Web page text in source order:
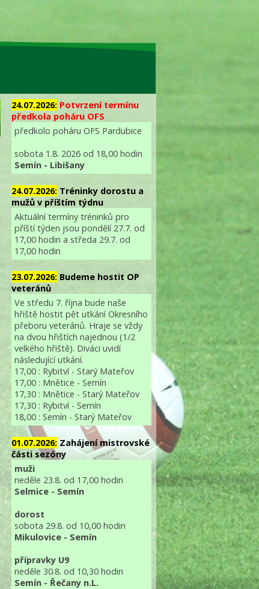
24.07.2026: Potvrzení termínu
předkola poháru OFS
předkolo poháru OFS Pardubice
sobota 1.8. 2026 od 18,00 hodin
Semín - Libišany
24.07.2026: Tréninky dorostu a
mužů v příštím týdnu
Aktuální termíny tréninků pro
příští týden jsou pondělí 27.7. od
17,00 hodin a středa 29.7. od
17,00 hodin
23.07.2026: Budeme hostit OP
veteránů
Ve středu 7. října bude naše
hřiště hostit pět utkání Okresního
přeboru veteránů. Hraje se vždy
na dvou hřištích najednou (1/2
velkého hřiště). Diváci uvidí
následující utkání.
17,00 : Rybitví - Starý Mateřov
17,00 : Mnětice - Semín
17,30 : Mnětice - Starý Mateřov
17,30 : Rybitví - Semín
18,00 : Semín - Starý Mateřov
01.07.2026: Zahájení mistrovské
části sezóny
muži
neděle 23.8. od 17,00 hodin
Selmice - Semín
dorost
sobota 29.8. od 10,00 hodin
Mikulovice - Semín
přípravky U9
neděle 30.8. od 10,30 hodin
Semín - Řečany n.L.